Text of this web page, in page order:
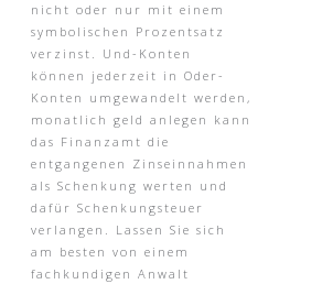
nicht oder nur mit einem
symbolischen Prozentsatz
verzinst. Und-Konten
können jederzeit in Oder-
Konten umgewandelt werden,
monatlich geld anlegen kann
das Finanzamt die
entgangenen Zinseinnahmen
als Schenkung werten und
dafür Schenkungsteuer
verlangen. Lassen Sie sich
am besten von einem
fachkundigen Anwalt